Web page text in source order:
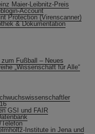
Maier-Leibnitz-Preis
Account
Protection (Virenscanner)
& Dokumentation
Fußball – Neues
„Wissenschaft für Alle“
GSI und FAIR
Institute in Jena und